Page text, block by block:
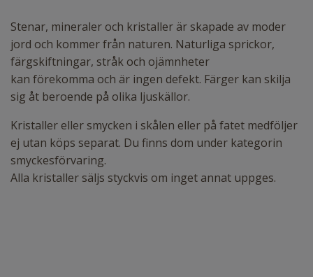
Stenar, mineraler och kristaller är skapade av moder
jord och kommer från naturen. Naturliga sprickor,
färgskiftningar, stråk och ojämnheter
kan förekomma och är ingen defekt. Färger kan skilja
sig åt beroende på olika ljuskällor.
Kristaller eller smycken i skålen eller på fatet medföljer
ej utan köps separat. Du finns dom under kategorin
smyckesförvaring.
Alla kristaller säljs styckvis om inget annat uppges.